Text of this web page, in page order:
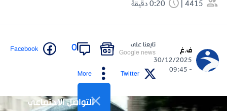
4415
ف.غ
30/12/2025
- 09:45
تابعنا على
Google news
0
Facebook
Twitter
More
التواصل الاجتماعي